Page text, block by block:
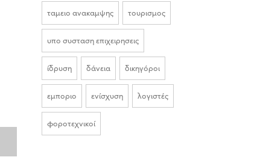
ταμειο ανακαμψης τουρισμος
υπο συσταση επιχειρησεις
ίδρυση δάνεια δικηγόροι
εμποριο ενίσχυση λογιστές
φοροτεχνικοί